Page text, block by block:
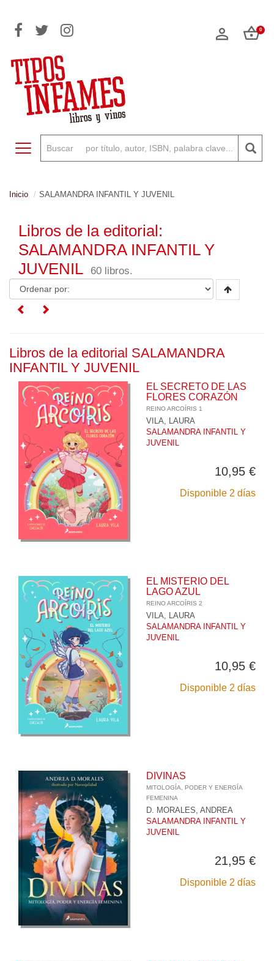
0
Toggle navigation
Inicio SALAMANDRA INFANTIL Y JUVENIL
Libros de la editorial:
SALAMANDRA INFANTIL Y
JUVENIL
60 libros.
Libros de la editorial SALAMANDRA
INFANTIL Y JUVENIL
EL SECRETO DE LAS
FLORES CORAZÓN
REINO ARCOÍRIS 1
VILA, LAURA
SALAMANDRA INFANTIL Y
JUVENIL
10,95 €
Disponible 2 días
EL MISTERIO DEL
LAGO AZUL
REINO ARCOÍRIS 2
VILA, LAURA
SALAMANDRA INFANTIL Y
JUVENIL
10,95 €
Disponible 2 días
DIVINAS
MITOLOGÍA, PODER Y ENERGÍA
FEMENINA
D. MORALES, ANDREA
SALAMANDRA INFANTIL Y
JUVENIL
21,95 €
Disponible 2 días